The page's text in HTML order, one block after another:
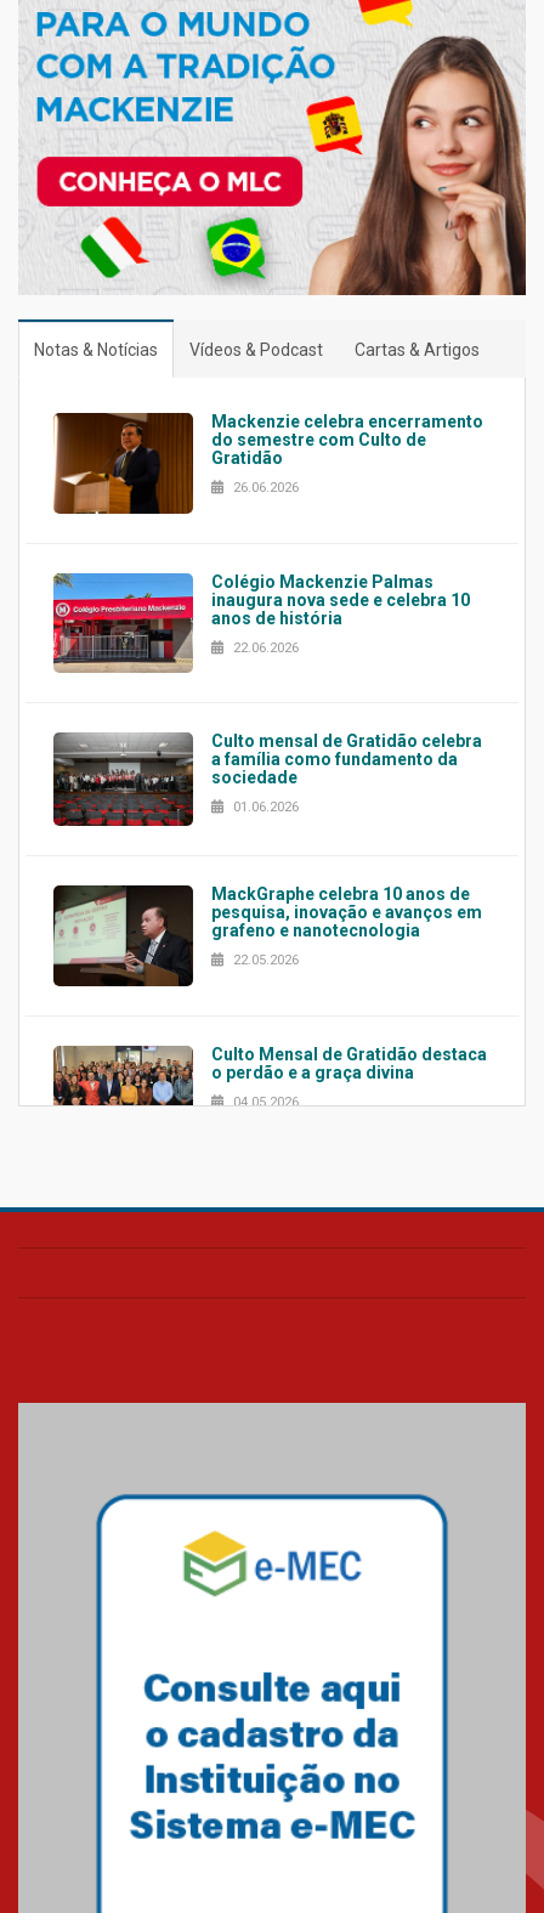
Notas & Notícias Vídeos & Podcast Cartas & Artigos
Mackenzie celebra encerramento
do semestre com Culto de
Gratidão
26.06.2026
Colégio Mackenzie Palmas
inaugura nova sede e celebra 10
anos de história
22.06.2026
Culto mensal de Gratidão celebra
a família como fundamento da
sociedade
01.06.2026
MackGraphe celebra 10 anos de
pesquisa, inovação e avanços em
grafeno e nanotecnologia
22.05.2026
Culto Mensal de Gratidão destaca
o perdão e a graça divina
04.05.2026
Confira como foi o culto mensal
Mackenzie mobiliza campanha
solidária para apoiar famílias em
Minas Gerais
Primeiro culto do ano ressalta o
27.02.2026